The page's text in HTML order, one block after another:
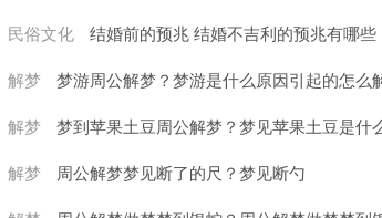
民俗文化
结婚前的预兆 结婚不吉利的预兆有哪些
解梦
梦游周公解梦？梦游是什么原因引起的怎么
解梦
梦到苹果土豆周公解梦？梦见苹果土豆是什
解梦
周公解梦梦见断了的尺？梦见断勺